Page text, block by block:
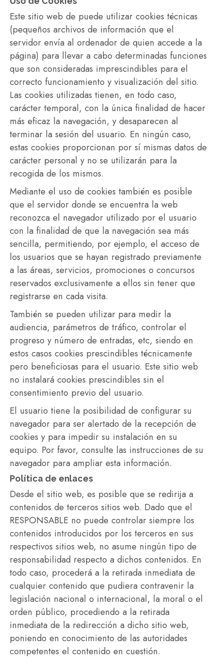
Este sitio web de puede utilizar cookies técnicas
(pequeños archivos de información que el
servidor envía al ordenador de quien accede a la
página) para llevar a cabo determinadas funciones
que son consideradas imprescindibles para el
correcto funcionamiento y visualización del sitio.
Las cookies utilizadas tienen, en todo caso,
carácter temporal, con la única finalidad de hacer
más eficaz la navegación, y desaparecen al
terminar la sesión del usuario. En ningún caso,
estas cookies proporcionan por sí mismas datos de
carácter personal y no se utilizarán para la
recogida de los mismos.
Mediante el uso de cookies también es posible
que el servidor donde se encuentra la web
reconozca el navegador utilizado por el usuario
con la finalidad de que la navegación sea más
sencilla, permitiendo, por ejemplo, el acceso de
los usuarios que se hayan registrado previamente
a las áreas, servicios, promociones o concursos
reservados exclusivamente a ellos sin tener que
registrarse en cada visita.
También se pueden utilizar para medir la
audiencia, parámetros de tráfico, controlar el
progreso y número de entradas, etc, siendo en
estos casos cookies prescindibles técnicamente
pero beneficiosas para el usuario. Este sitio web
no instalará cookies prescindibles sin el
consentimiento previo del usuario.
El usuario tiene la posibilidad de configurar su
navegador para ser alertado de la recepción de
cookies y para impedir su instalación en su
equipo. Por favor, consulte las instrucciones de su
navegador para ampliar esta información.
Política de enlaces
Desde el sitio web, es posible que se redirija a
contenidos de terceros sitios web. Dado que el
RESPONSABLE no puede controlar siempre los
contenidos introducidos por los terceros en sus
respectivos sitios web, no asume ningún tipo de
responsabilidad respecto a dichos contenidos. En
todo caso, procederá a la retirada inmediata de
cualquier contenido que pudiera contravenir la
legislación nacional o internacional, la moral o el
orden público, procediendo a la retirada
inmediata de la redirección a dicho sitio web,
poniendo en conocimiento de las autoridades
competentes el contenido en cuestión.